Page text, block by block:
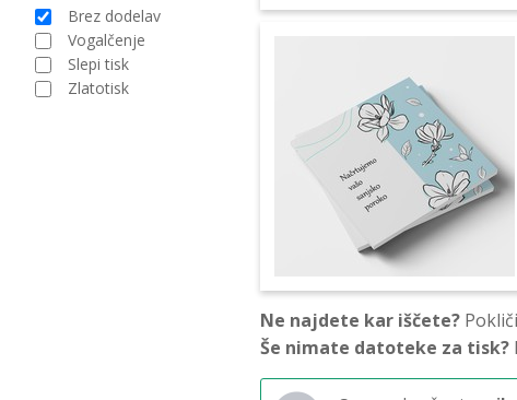
Brez dodelav
Vogalčenje
Slepi tisk
Zlatotisk
Ne najdete kar iščete?
Še nimate datoteke za tisk?